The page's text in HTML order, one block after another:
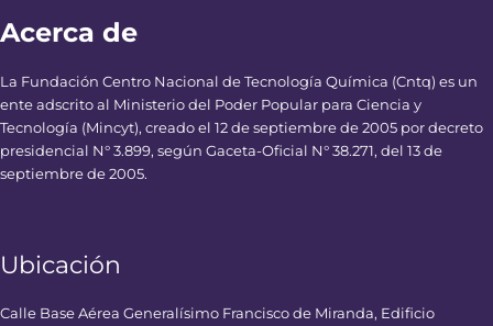
Acerca de
La Fundación Centro Nacional de Tecnología Química (Cntq) es un
ente adscrito al Ministerio del Poder Popular para Ciencia y
Tecnología (Mincyt), creado el 12 de septiembre de 2005 por decreto
presidencial N° 3.899, según Gaceta-Oficial N° 38.271, del 13 de
septiembre de 2005.
Ubicación
Calle Base Aérea Generalísimo Francisco de Miranda, Edificio